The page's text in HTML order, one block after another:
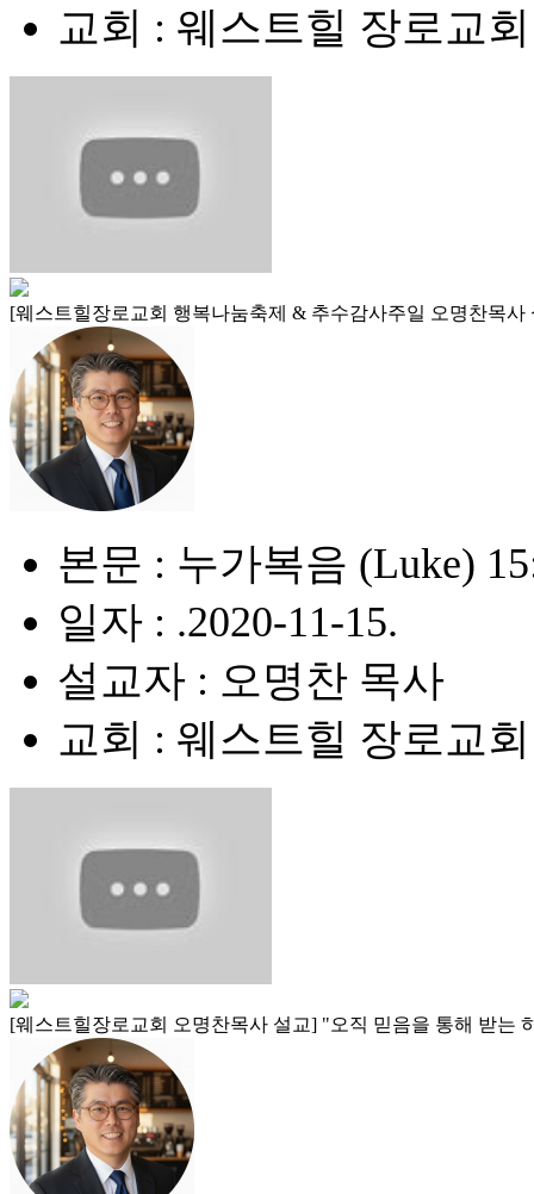
교회 : 웨스트힐 장로교회
[웨스트힐장로교회 행복나눔축제 & 추수감사주일 오명찬목
본문 : 누가복음 (Luke)
일자 : .2020-11-15.
설교자 : 오명찬 목사
교회 : 웨스트힐 장로교회
[웨스트힐장로교회 오명찬목사 설교] "오직 믿음을 통해 받는